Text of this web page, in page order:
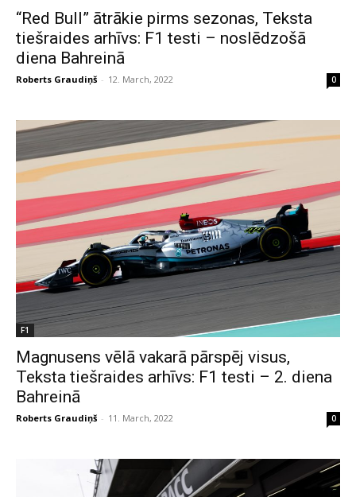
“Red Bull” ātrākie pirms sezonas, Teksta
tiešraides arhīvs: F1 testi – noslēdzošā
diena Bahreinā
Roberts Graudiņš - 12. March, 2022 0
F1
Magnusens vēlā vakarā pārspēj visus,
Teksta tiešraides arhīvs: F1 testi – 2. diena
Bahreinā
Roberts Graudiņš - 11. March, 2022 0